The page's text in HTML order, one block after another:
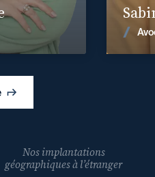
Nos implantations
géographiques à l’étranger